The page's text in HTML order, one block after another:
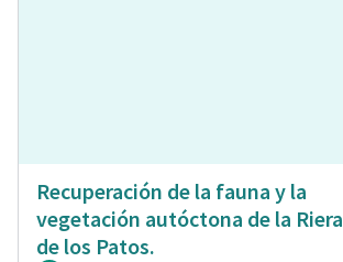
Recuperación de la fauna y la
vegetación autóctona de la Riera
de los Patos.